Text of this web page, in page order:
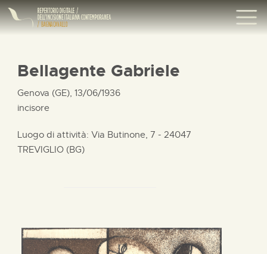
Bellagente Gabriele
Genova (GE), 13/06/1936
incisore
Luogo di attività: Via Butinone, 7 - 24047
TREVIGLIO (BG)